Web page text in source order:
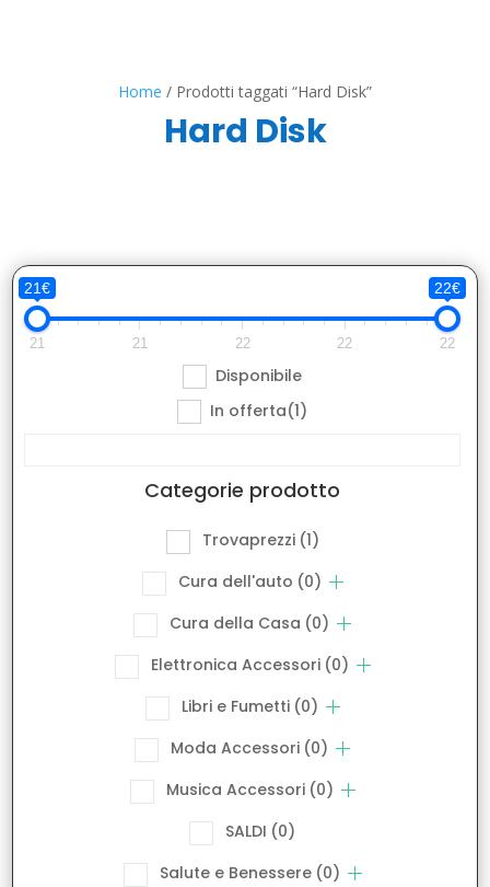
Home / Prodotti taggati “Hard Disk”
Hard Disk
21€ 22€
21 21 22 22 22
Disponibile
In offerta(1)
Categorie prodotto
Trovaprezzi (1)
Cura dell'auto (0)
Cura della Casa (0)
Elettronica Accessori (0)
Libri e Fumetti (0)
Moda Accessori (0)
Musica Accessori (0)
SALDI (0)
Salute e Benessere (0)